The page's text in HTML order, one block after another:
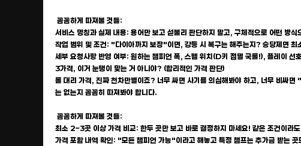
꼼꼼하게 따져볼 것들:
서비스 명칭과 실제 내용: 용어만 보고 섣불리 판단하지 말고, 구체적으로 어떤 방
작업 범위 및 조건: "다이아까지 보장"이면, 강등 시 복구는 해주는지? 승당제면
세부 요청사항 반영 여부: 원하는 챔피언 폭, 스펠 위치(D키 점멸 국룰!), 플레이 선
3가격, 이거 눈탱이 맞는 거 아니야? (합리적인 가격 판단)
롤 대리 가격, 진짜 천차만별이죠? 너무 싸면 사기를 의심해봐야 하고, 너무 비싸
는 없는지 꼼꼼히 따져봐야 합니다.
꼼꼼하게 따져볼 것들:
최소 2~3곳 이상 가격 비교: 한두 곳만 보고 바로 결정하지 마세요! 같은 조건이라
가격 포함 내역 확인: "모든 챔피언 가능"이라고 해놓고 특정 챔프는 추가금 받는